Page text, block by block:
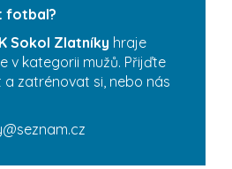
fotbal?
Sokol Zlatníky hraje
v kategorii mužů. Přijďte
a zatrénovat si, nebo nás